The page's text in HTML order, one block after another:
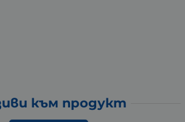
към продукт